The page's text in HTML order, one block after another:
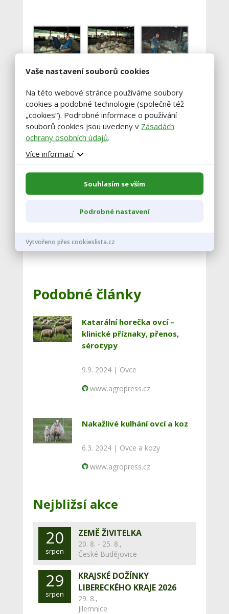
Nahánění
Nahánění
Čekání.
Samotné
stříhání.
Podobné články
Katarální horečka ovcí –
klinické příznaky, přenos,
sérotypy
9.9. 2024 | Ovce
www.agropress.cz
Nakažlivé kulhání ovcí a koz
6.3. 2024 | Ovce a kozy
www.agropress.cz
Nejbližsí akce
20
srpen
ZEMĚ ŽIVITELKA
20. 8. - 25. 8.,
České Budějovice
29
srpen
KRAJSKÉ DOŽÍNKY
LIBERECKÉHO KRAJE 2026
29. 8.,
Jilemnice
Vaše nastavení souborů cookies
Na této webové stránce používáme soubory
cookies a podobné technologie (společně též
„cookies“). Podrobné informace o používání
souborů cookies jsou uvedeny v Zásadách
ochrany osobních údajů.
Více informací
Souhlasím se vším
Podrobné nastavení
Vytvořeno přes cookieslista.cz